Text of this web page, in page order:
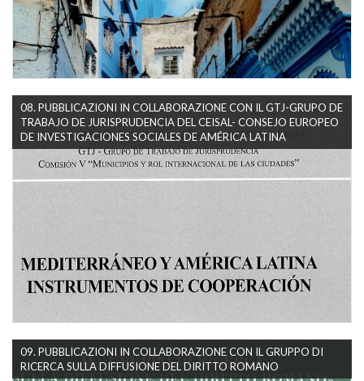
08. PUBBLICAZIONI IN COLLABORAZIONE CON IL GTJ-GRUPO DE
TRABAJO DE JURISPRUDENCIA DEL CEISAL- CONSEJO EUROPEO
DE INVESTIGACIONES SOCIALES DE AMÉRICA LATINA
09. PUBBLICAZIONI IN COLLABORAZIONE CON IL GRUPPO DI
RICERCA SULLA DIFFUSIONE DEL DIRITTO ROMANO